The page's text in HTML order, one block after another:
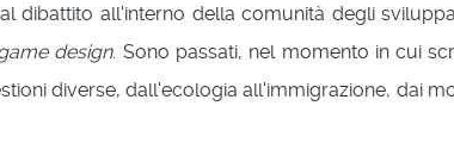
dibattito all'interno della comunità degli
design. Sono passati, nel momento in cui
diverse, dall'ecologia all'immigrazione, dai